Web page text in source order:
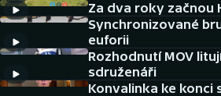
DALŠÍ SPORTY
Americký fotbal
Baseball a softbal
NEPŘEHLÉDNĚTE
Soutěže
Za dva roky začnou
Synchronizované
euforii
Rozhodnutí MOV
sdruženáři
Konvalinka ke konci